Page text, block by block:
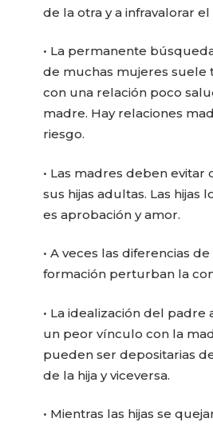
de la otra y a infravalorar
• La permanente
de muchas mujeres suele
con una relación poco
madre. Hay relaciones
riesgo.
• Las madres deben evitar
sus hijas adultas. Las hijas
es aprobación y amor.
• A veces las diferencias
formación perturban la
• La idealización del padre
un peor vínculo con la
pueden ser depositarias
de la hija y viceversa.
• Mientras las hijas se